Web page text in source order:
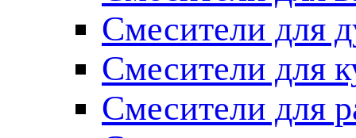
Смесители для
Смесители для
Смесители для